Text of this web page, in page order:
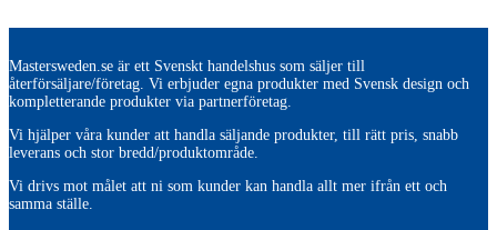
Mastersweden.se är ett Svenskt handelshus som säljer till
återförsäljare/företag. Vi erbjuder egna produkter med Svensk design och
kompletterande produkter via partnerföretag.
Vi hjälper våra kunder att handla säljande produkter, till rätt pris, snabb
leverans och stor bredd/produktområde.
Vi drivs mot målet att ni som kunder kan handla allt mer ifrån ett och
samma ställe.